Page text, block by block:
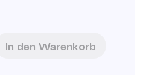
In den Warenkorb